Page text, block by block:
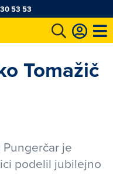
53 53
Tomažič
je
podelil jubilejno